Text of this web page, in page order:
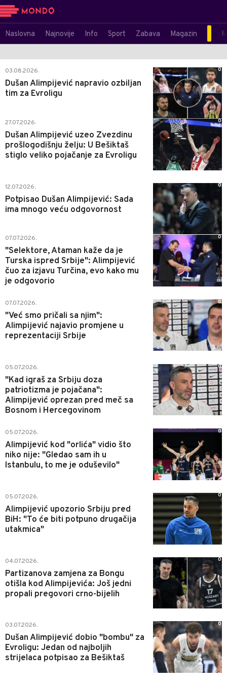
Naslovna Najnovije Info Sport Zabava Magazin
03.08.2026.
Dušan Alimpijević napravio ozbiljan
tim za Evroligu
0
27.07.2026.
Dušan Alimpijević uzeo Zvezdinu
prošlogodišnju želju: U Bešiktaš
stiglo veliko pojačanje za Evroligu
0
12.07.2026.
Potpisao Dušan Alimpijević: Sada
ima mnogo veću odgovornost
0
07.07.2026.
"Selektore, Ataman kaže da je
Turska ispred Srbije": Alimpijević
čuo za izjavu Turčina, evo kako mu
je odgovorio
0
07.07.2026.
"Već smo pričali sa njim":
Alimpijević najavio promjene u
reprezentaciji Srbije
0
05.07.2026.
"Kad igraš za Srbiju doza
patriotizma je pojačana":
Alimpijević oprezan pred meč sa
Bosnom i Hercegovinom
0
05.07.2026.
Alimpijević kod "orlića" vidio što
niko nije: "Gledao sam ih u
Istanbulu, to me je oduševilo"
0
05.07.2026.
Alimpijević upozorio Srbiju pred
BiH: "To će biti potpuno drugačija
utakmica"
0
04.07.2026.
Partizanova zamjena za Bongu
otišla kod Alimpijevića: Još jedni
propali pregovori crno-bijelih
0
03.07.2026.
Dušan Alimpijević dobio "bombu" za
Evroligu: Jedan od najboljih
strijelaca potpisao za Bešiktaš
0